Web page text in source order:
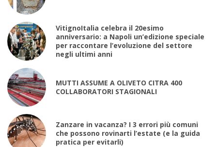
VitignoItalia celebra il 20esimo
anniversario: a Napoli un’edizione speciale
per raccontare l’evoluzione del settore
negli ultimi anni
MUTTI ASSUME A OLIVETO CITRA 400
COLLABORATORI STAGIONALI
Zanzare in vacanza? I 3 errori più comuni
che possono rovinarti l’estate (e la guida
pratica per evitarli)